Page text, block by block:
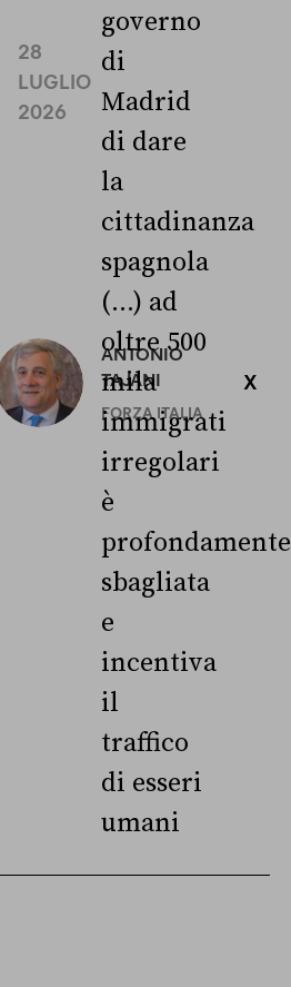
28
LUGLIO
2026
ANTONIO
TAJANI
FORZA ITALIA
governo
di
Madrid
di dare
la
cittadinanza
spagnola
(...) ad
oltre 500
mila
immigrati
irregolari
è
profondamente
sbagliata
e
incentiva
il
traffico
di esseri
umani
X